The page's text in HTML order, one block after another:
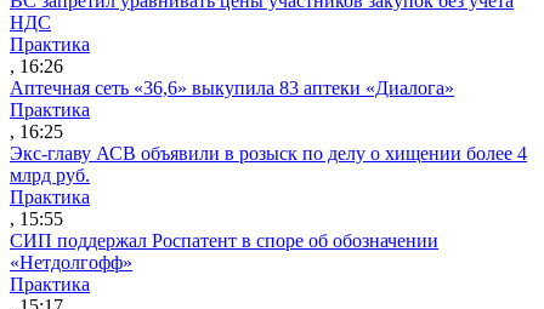
НДС
Практика
, 16:26
Аптечная сеть «36,6» выкупила 83 аптеки «Диалога»
Практика
, 16:25
Экс-главу АСВ объявили в розыск по делу о хищении более 4
млрд руб.
Практика
, 15:55
СИП поддержал Роспатент в споре об обозначении
«Нетдолгофф»
Практика